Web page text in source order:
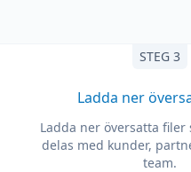
STEG 3
Ladda ner
Ladda ner översatta filer
delas med kunder,
team.